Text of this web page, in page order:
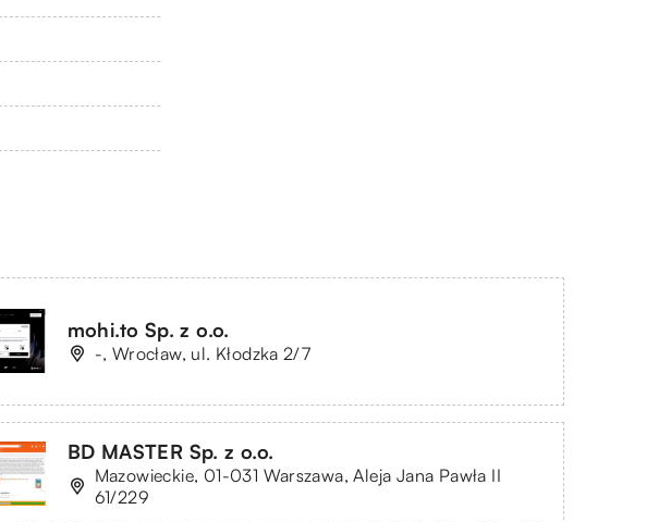
mohi.to Sp. z o.o.
-, Wrocław, ul. Kłodzka 2/7
BD MASTER Sp. z o.o.
Mazowieckie, 01-031 Warszawa, Aleja Jana Pawła II
61/229